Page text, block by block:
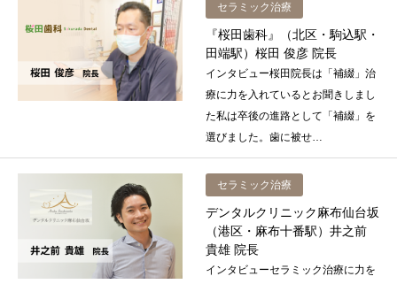
セラミック治療
『桜田歯科』（北区・駒込駅・
田端駅）桜田 俊彦 院長
インタビュー桜田院長は「補綴」治
療に力を入れているとお聞きしまし
た私は卒後の進路として「補綴」を
選びました。歯に被せ…
セラミック治療
デンタルクリニック麻布仙台坂
（港区・麻布十番駅）井之前
貴雄 院長
インタビューセラミック治療に力を